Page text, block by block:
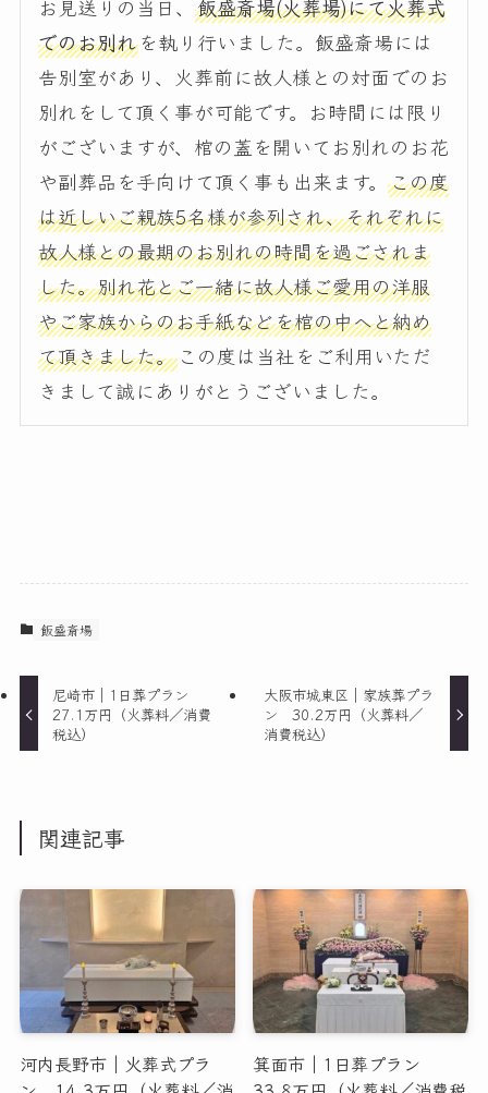
お見送りの当日、飯盛斎場(火葬場)にて火葬式
でのお別れを執り行いました。飯盛斎場には
告別室があり、火葬前に故人様との対面でのお
別れをして頂く事が可能です。お時間には限り
がございますが、棺の蓋を開いてお別れのお花
や副葬品を手向けて頂く事も出来ます。この度
は近しいご親族5名様が参列され、それぞれに
故人様との最期のお別れの時間を過ごされま
した。別れ花とご一緒に故人様ご愛用の洋服
やご家族からのお手紙などを棺の中へと納め
て頂きました。 この度は当社をご利用いただ
きまして誠にありがとうございました。
飯盛斎場
尼崎市｜1日葬プラン
27.1万円（火葬料／消費
税込）
大阪市城東区｜家族葬プラ
ン 30.2万円（火葬料／
消費税込）
関連記事
河内長野市｜火葬式プラ
箕面市｜1日葬プラン